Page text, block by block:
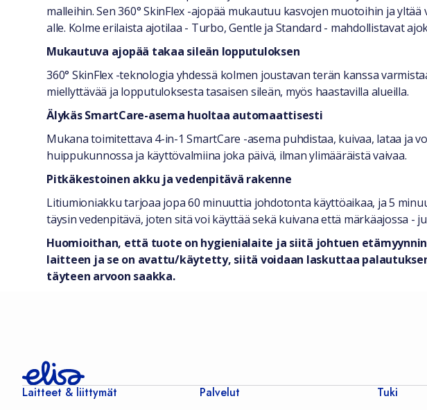
malleihin. Sen 360° SkinFlex -ajopää mukautuu kasvojen muotoihin ja
alle. Kolme erilaista ajotilaa - Turbo, Gentle ja Standard - mahdollistavat
Mukautuva ajopää takaa sileän lopputuloksen
360° SkinFlex -teknologia yhdessä kolmen joustavan terän kanssa
miellyttävää ja lopputuloksesta tasaisen sileän, myös haastavilla alueilla.
Älykäs SmartCare-asema huoltaa automaattisesti
Mukana toimitettava 4-in-1 SmartCare -asema puhdistaa, kuivaa, lataa ja
huippukunnossa ja käyttövalmiina joka päivä, ilman ylimääräistä vaivaa.
Pitkäkestoinen akku ja vedenpitävä rakenne
Litiumioniakku tarjoaa jopa 60 minuuttia johdotonta käyttöaikaa, ja 5
täysin vedenpitävä, joten sitä voi käyttää sekä kuivana että märkäajossa -
Huomioithan, että tuote on hygienialaite ja siitä johtuen
laitteen ja se on avattu/käytetty, siitä voidaan laskuttaa
täyteen arvoon saakka.
Laitteet & liittymät Palvelut Tuki